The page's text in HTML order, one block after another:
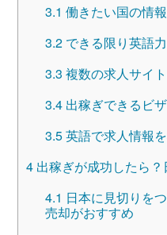
3.1 働きたい国の情
3.2できる限り英語
3.3 複数の求人サイ
3.4出稼ぎできるビ
3.5英語で求人情報
4出稼ぎが成功したら？
4.1 日本に見切りを
売却がおすすめ